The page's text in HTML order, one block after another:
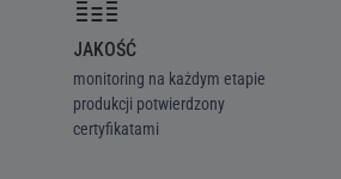
JAKOŚĆ
monitoring na każdym etapie
produkcji potwierdzony
certyfikatami